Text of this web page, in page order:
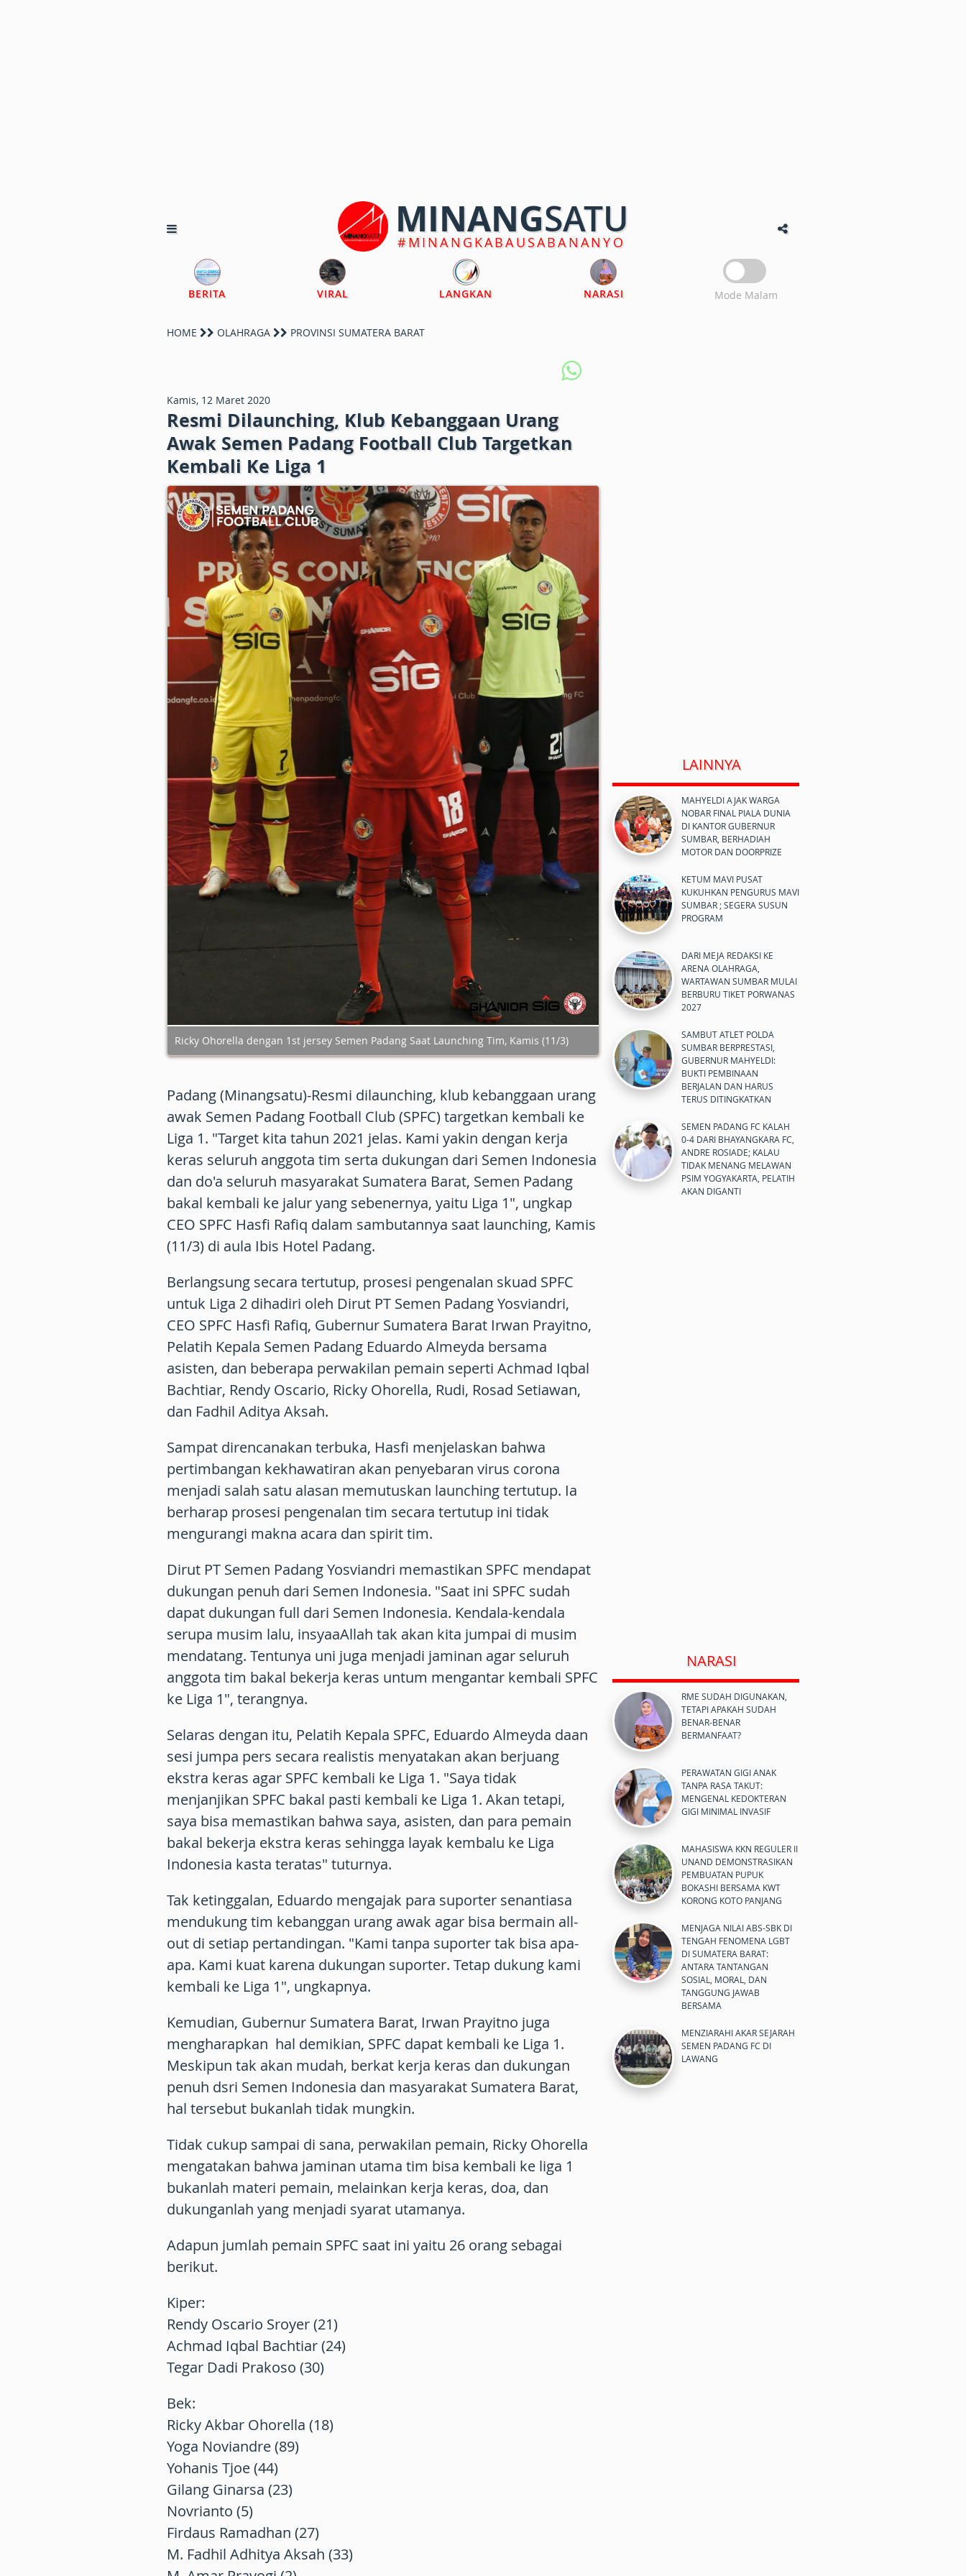
MINANGSATU
#MINANGKABAUSABANANYO
BERITA VIRAL LANGKAN NARASI Mode Malam
HOME OLAHRAGA PROVINSI SUMATERA BARAT
Kamis, 12 Maret 2020
Resmi Dilaunching, Klub Kebanggaan Urang
Awak Semen Padang Football Club Targetkan
Kembali Ke Liga 1
Ricky Ohorella dengan 1st jersey Semen Padang Saat Launching Tim, Kamis (11/3)
Padang(Minangsatu)-Resmi dilaunching, klub kebanggaan urang
awak Semen Padang Football Club (SPFC) targetkan kembali ke
Liga 1. "Target kita tahun 2021 jelas. Kami yakin dengan kerja
keras seluruh anggota tim serta dukungan dari Semen Indonesia
dan do'a seluruh masyarakat Sumatera Barat, Semen Padang
bakal kembali ke jalur yang sebenernya, yaitu Liga 1", ungkap
CEO SPFC Hasfi Rafiq dalam sambutannya saat launching, Kamis
(11/3) di aula Ibis Hotel Padang.
Berlangsung secara tertutup, prosesi pengenalan skuad SPFC
untuk Liga 2 dihadiri oleh Dirut PT Semen Padang Yosviandri,
CEO SPFC Hasfi Rafiq, Gubernur Sumatera Barat Irwan Prayitno,
Pelatih Kepala Semen Padang Eduardo Almeyda bersama
asisten, dan beberapa perwakilan pemain seperti Achmad Iqbal
Bachtiar, Rendy Oscario, Ricky Ohorella, Rudi, Rosad Setiawan,
dan Fadhil Aditya Aksah.
Sampat direncanakan terbuka, Hasfi menjelaskan bahwa
pertimbangan kekhawatiran akan penyebaran virus corona
menjadi salah satu alasan memutuskan launching tertutup. Ia
berharap prosesi pengenalan tim secara tertutup ini tidak
mengurangi makna acara dan spirit tim.
Dirut PT Semen Padang Yosviandri memastikan SPFC mendapat
dukungan penuh dari Semen Indonesia. "Saat ini SPFC sudah
dapat dukungan full dari Semen Indonesia. Kendala-kendala
serupa musim lalu, insyaaAllah tak akan kita jumpai di musim
mendatang. Tentunya uni juga menjadi jaminan agar seluruh
anggota tim bakal bekerja keras untum mengantar kembali SPFC
ke Liga 1", terangnya.
Selaras dengan itu, Pelatih Kepala SPFC, Eduardo Almeyda daan
sesi jumpa pers secara realistis menyatakan akan berjuang
ekstra keras agar SPFC kembali ke Liga 1. "Saya tidak
menjanjikan SPFC bakal pasti kembali ke Liga 1. Akan tetapi,
saya bisa memastikan bahwa saya, asisten, dan para pemain
bakal bekerja ekstra keras sehingga layak kembalu ke Liga
Indonesia kasta teratas" tuturnya.
Tak ketinggalan, Eduardo mengajak para suporter senantiasa
mendukung tim kebanggan urang awak agar bisa bermain all-
out di setiap pertandingan. "Kami tanpa suporter tak bisa apa-
apa. Kami kuat karena dukungan suporter. Tetap dukung kami
kembali ke Liga 1", ungkapnya.
Kemudian, Gubernur Sumatera Barat, Irwan Prayitno juga
mengharapkan hal demikian, SPFC dapat kembali ke Liga 1.
Meskipun tak akan mudah, berkat kerja keras dan dukungan
penuh dsri Semen Indonesia dan masyarakat Sumatera Barat,
hal tersebut bukanlah tidak mungkin.
Tidak cukup sampai di sana, perwakilan pemain, Ricky Ohorella
mengatakan bahwa jaminan utama tim bisa kembali ke liga 1
bukanlah materi pemain, melainkan kerja keras, doa, dan
dukunganlah yang menjadi syarat utamanya.
Adapun jumlah pemain SPFC saat ini yaitu 26 orang sebagai
berikut.
Kiper:
Rendy Oscario Sroyer (21)
Achmad Iqbal Bachtiar (24)
Tegar Dadi Prakoso (30)
Bek:
Ricky Akbar Ohorella (18)
Yoga Noviandre (89)
Yohanis Tjoe (44)
Gilang Ginarsa (23)
Novrianto (5)
Firdaus Ramadhan (27)
M. Fadhil Adhitya Aksah (33)
LAINNYA
MAHYELDI AJAK WARGA
NOBAR FINAL PIALA DUNIA
DI KANTOR GUBERNUR
SUMBAR, BERHADIAH
MOTOR DAN DOORPRIZE
KETUM MAVI PUSAT
KUKUHKAN PENGURUS MAVI
SUMBAR ; SEGERA SUSUN
PROGRAM
DARI MEJA REDAKSI KE
ARENA OLAHRAGA,
WARTAWAN SUMBAR MULAI
BERBURU TIKET PORWANAS
2027
SAMBUT ATLET POLDA
SUMBAR BERPRESTASI,
GUBERNUR MAHYELDI:
BUKTI PEMBINAAN
BERJALAN DAN HARUS
TERUS DITINGKATKAN
SEMEN PADANG FC KALAH
0-4 DARI BHAYANGKARA FC,
ANDRE ROSIADE; KALAU
TIDAK MENANG MELAWAN
PSIM YOGYAKARTA, PELATIH
AKAN DIGANTI
NARASI
RME SUDAH DIGUNAKAN,
TETAPI APAKAH SUDAH
BENAR-BENAR
BERMANFAAT?
PERAWATAN GIGI ANAK
TANPA RASA TAKUT:
MENGENAL KEDOKTERAN
GIGI MINIMAL INVASIF
MAHASISWA KKN REGULER II
UNAND DEMONSTRASIKAN
PEMBUATAN PUPUK
BOKASHI BERSAMA KWT
KORONG KOTO PANJANG
MENJAGA NILAI ABS-SBK DI
TENGAH FENOMENA LGBT
DI SUMATERA BARAT:
ANTARA TANTANGAN
SOSIAL, MORAL, DAN
TANGGUNG JAWAB
BERSAMA
MENZIARAHI AKAR SEJARAH
SEMEN PADANG FC DI
LAWANG